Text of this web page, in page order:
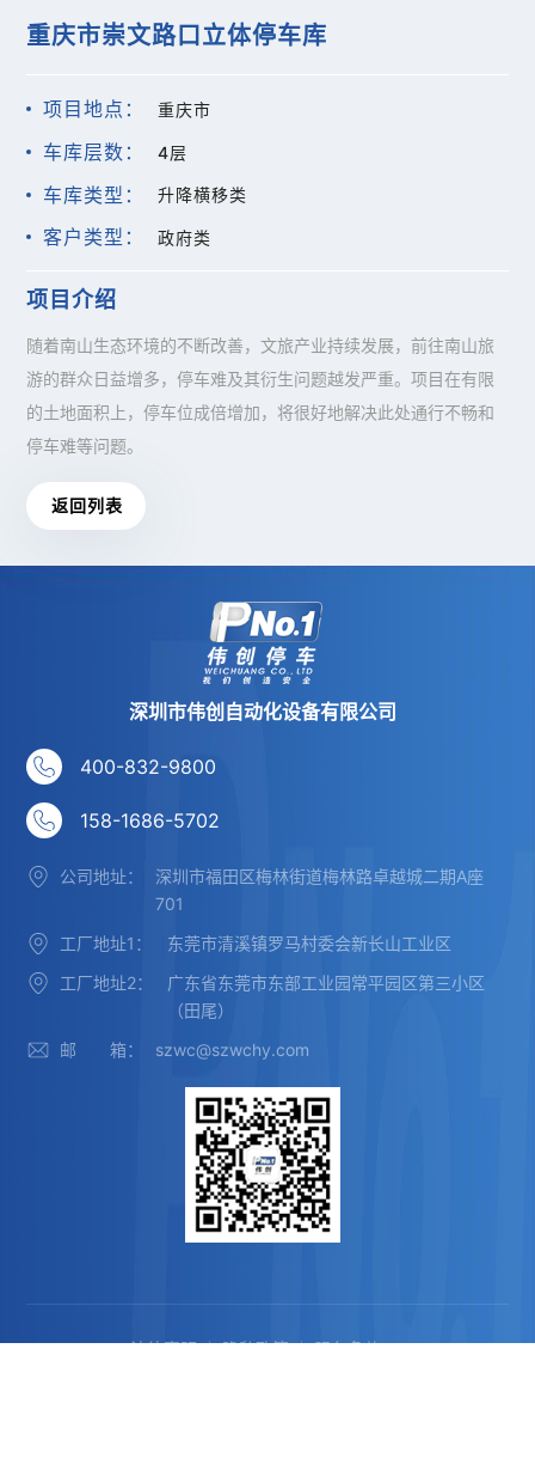
重庆市崇文路口立体停车库
项目地点： 重庆市
车库层数： 4层
车库类型： 升降横移类
客户类型： 政府类
项目介绍
随着南山生态环境的不断改善，文旅产业持续发展，前往南山旅
游的群众日益增多，停车难及其衍生问题越发严重。项目在有限
的土地面积上，停车位成倍增加，将很好地解决此处通行不畅和
停车难等问题。
返 回 列 表
深圳市伟创自动化设备有限公司
400-832-9800
158-1686-5702
公司地址：
深圳市福田区梅林街道梅林路卓越城二期A座
701
工厂地址1：
东莞市清溪镇罗马村委会新长山工业区
工厂地址2：
广东省东莞市东部工业园常平园区第三小区
（田尾）
邮 箱：
szwc@szwchy.com
法律声明 隐私政策 服务条款